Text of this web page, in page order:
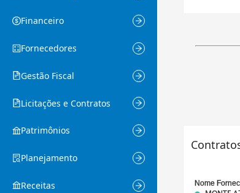
Financeiro
Fornecedores
Gestão Fiscal
Licitações e Contratos
Patrimônios
Planejamento
Receitas